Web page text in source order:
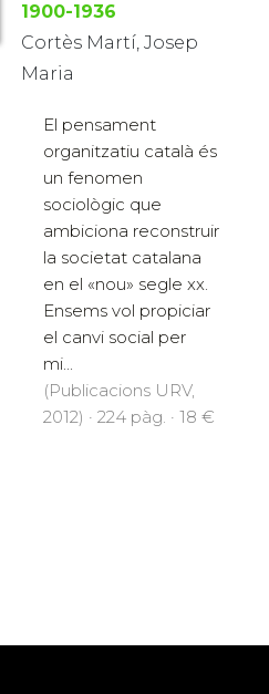
1900-1936
Cortès Martí, Josep
Maria
El pensament
organitzatiu català és
un fenomen
sociològic que
ambiciona reconstruir
la societat catalana
en el «nou» segle xx.
Ensems vol propiciar
el canvi social per
mi...
(Publicacions URV,
2012) · 224 pàg. · 18 €